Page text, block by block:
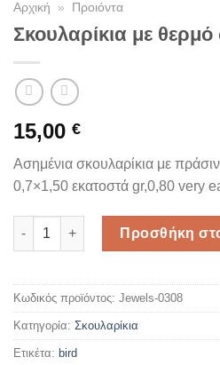
Αρχική » Προιόντα
Σκουλαρίκια με
15,00 €
Ασημένια σκουλαρίκια με
0,7×1,50 εκατοστά gr,0,80 very
Σκουλαρίκια με θερμό σμάλτο
Προσθήκη
Κωδικός προϊόντος: Jewels-0308
Κατηγορία: Σκουλαρίκια
Ετικέτα: bird